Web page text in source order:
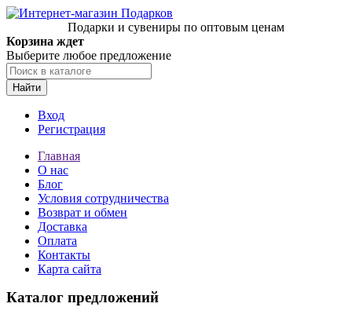
Подарки и сувениры по оптовым ценам
Корзина ждет
Выберите любое предложение
Найти
Вход
Регистрация
Главная
О нас
Блог
Условия сотрудничества
Возврат и обмен
Доставка
Оплата
Контакты
Карта сайта
Каталог предложений